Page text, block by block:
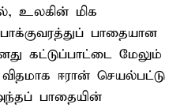
உலகின் மிக
பாதையான
கட்டுப்பாட்டை மேலும்
ஈரான் செயல்பட்டு
பாதையின்